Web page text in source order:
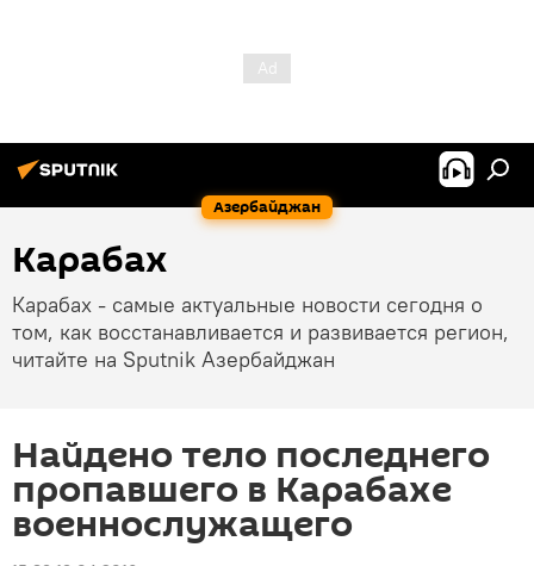
Азербайджан
Карабах
Карабах - самые актуальные новости сегодня о
том, как восстанавливается и развивается регион,
читайте на Sputnik Азербайджан
Найдено тело последнего
пропавшего в Карабахе
военнослужащего